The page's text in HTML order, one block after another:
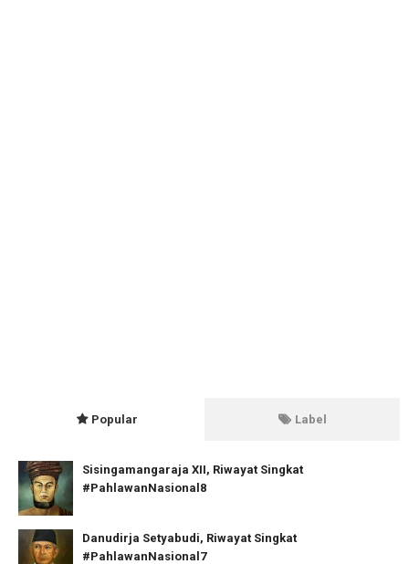
Popular Label
Sisingamangaraja XII, Riwayat Singkat
#PahlawanNasional8
Danudirja Setyabudi, Riwayat Singkat
#PahlawanNasional7